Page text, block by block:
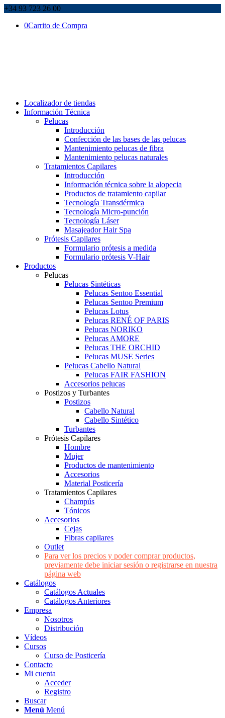
+34 93 723 26 00
0Carrito de Compra
Localizador de tiendas
Información Técnica
Pelucas
Introducción
Confección de las bases de las pelucas
Mantenimiento pelucas de fibra
Mantenimiento pelucas naturales
Tratamientos Capilares
Introducción
Información técnica sobre la alopecia
Productos de tratamiento capilar
Tecnología Transdérmica
Tecnología Micro-punción
Tecnología Láser
Masajeador Hair Spa
Prótesis Capilares
Formulario prótesis a medida
Formulario prótesis V-Hair
Productos
Pelucas
Pelucas Sintéticas
Pelucas Sentoo Essential
Pelucas Sentoo Premium
Pelucas Lotus
Pelucas RENÉ OF PARIS
Pelucas NORIKO
Pelucas AMORE
Pelucas THE ORCHID
Pelucas MUSE Series
Pelucas Cabello Natural
Pelucas FAIR FASHION
Accesorios pelucas
Postizos y Turbantes
Postizos
Cabello Natural
Cabello Sintético
Turbantes
Prótesis Capilares
Hombre
Mujer
Productos de mantenimiento
Accesorios
Material Posticería
Tratamientos Capilares
Champús
Tónicos
Accesorios
Cejas
Fibras capilares
Outlet
Para ver los precios y poder comprar productos,
previamente debe iniciar sesión o registrarse en nuestra
página web
Catálogos
Catálogos Actuales
Catálogos Anteriores
Empresa
Nosotros
Distribución
Vídeos
Cursos
Curso de Posticería
Contacto
Mi cuenta
Acceder
Registro
Buscar
Menú Menú